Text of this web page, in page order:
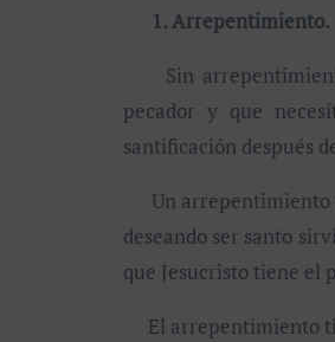
1. Arrepentimiento.
Sin
pecador y que
santificación después
Un arrepentimiento
deseando ser santo
que Jesucristo tiene el
El arrepentimiento